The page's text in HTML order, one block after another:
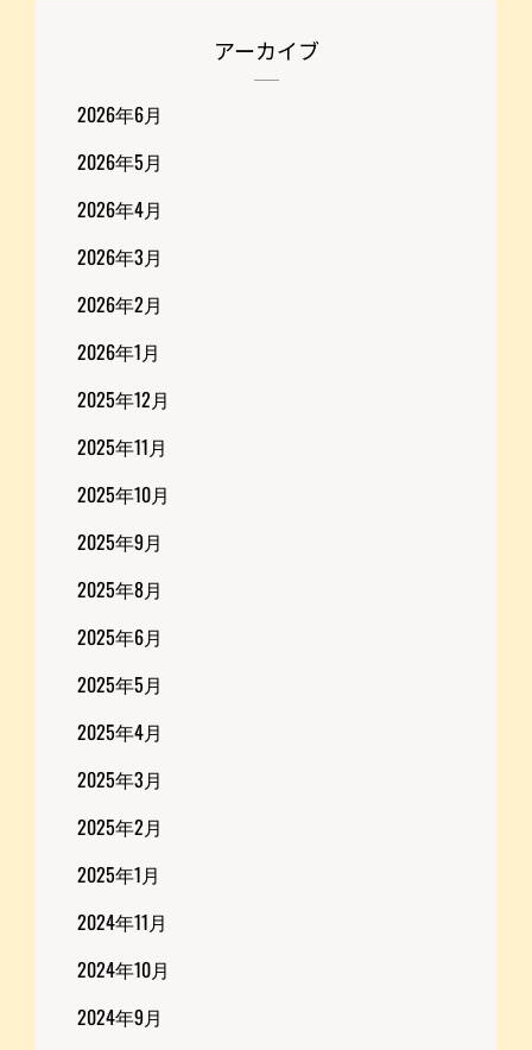
アーカイブ
2026年6月
2026年5月
2026年4月
2026年3月
2026年2月
2026年1月
2025年12月
2025年11月
2025年10月
2025年9月
2025年8月
2025年6月
2025年5月
2025年4月
2025年3月
2025年2月
2025年1月
2024年11月
2024年10月
2024年9月